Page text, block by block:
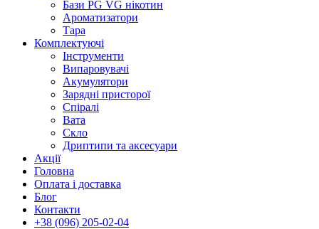
Бази PG VG нікотин
Ароматизатори
Тара
Комплектуючі
Інструменти
Випаровувачі
Акумулятори
Зарядні присторої
Спіралі
Вата
Скло
Дриптипи та аксесуари
Акції
Головна
Оплата і доставка
Блог
Контакти
+38 (096) 205-02-04